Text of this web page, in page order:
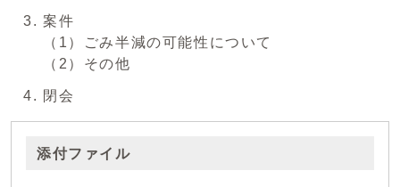
案件
（1）ごみ半減の可能性について
（2）その他
閉会
添付ファイル